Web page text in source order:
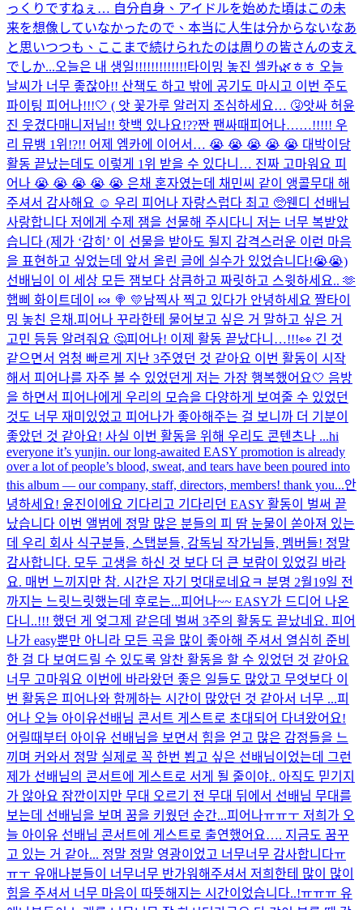
っくりですねぇ… 自分自身、アイドルを始めた頃はこの未
来を想像していなかったので、本当に人生は分からないなあ
と思いつつも、ここまで続けられたのは周りの皆さんの支え
でしか...오늘은 내 생일!!!!!!!!!!!!!타이밍 놓진 셀카🌿ㅎㅎ 오늘
날씨가 너무 좋잖아!! 산책도 하고 밖에 공기도 마시고 이번 주도
파이팅 피어나!!!🤍 ( 앗 꽃가루 알러지 조심하세요… 🤧앗싸 허윤
진 웃겼다매니저님!! 핫백 있나요!??짠 팬싸때피어나……!!!!! 우
리 뮤뱅 1위!?!! 어제 엠카에 이어서… 😭 😭 😭 😭 😭 대박이당
활동 끝났는데도 이렇게 1위 받을 수 있다니… 진짜 고마워요 피
어나 😭 😭 😭 😭 😭 은채 혼자였는데 채민씨 같이 앵콜무대 해
주셔서 감사해요 ☺️ 우리 피어나 자랑스럽다 최고 🥺웬디 선배님
사랑합니다 저에게 수제 잼을 선물해 주시다니 저는 너무 복받았
습니다 (제가 ‘감히’ 이 선물을 받아도 될지 감격스러운 이런 마음
을 표현하고 싶었는데 앞서 올린 글에 실수가 있었습니다!😭😭)
선배님이 이 세상 모든 잼보다 상큼하고 짜릿하고 스윗하세요.. 🫶
햅삐 화이트데이 🍬 🍭 💛남찍사 찍고 있다가 안녕하세요 짤타이
밍 놓친 은채.피어나 꾸라한테 물어보고 싶은 거 말하고 싶은 거
고민 등등 알려줘요 🤔피어나! 이제 활동 끝났다니…!!!👀 긴 것
같으면서 엄청 빠르게 지난 3주였던 것 같아요 이번 활동이 시작
해서 피어나를 자주 볼 수 있었던게 저는 가장 행복했어요🤍 음방
을 하면서 피어나에게 우리의 모습을 다양하게 보여줄 수 있었던
것도 너무 재미있었고 피어나가 좋아해주는 걸 보니까 더 기분이
좋았던 것 같아요! 사실 이번 활동을 위해 우리도 콘텐츠나 ...hi
everyone it’s yunjin. our long-awaited EASY promotion is already
over a lot of people’s blood, sweat, and tears have been poured into
this album — our company, staff, directors, members! thank you...안
녕하세요! 윤진이에요 기다리고 기다리던 EASY 활동이 벌써 끝
났습니다 이번 앨범에 정말 많은 분들의 피 땀 눈물이 쏟아져 있는
데 우리 회사 식구분들, 스탭분들, 감독님 작가님들, 멤버들! 정말
감사합니다. 모두 고생을 하신 것 보다 더 큰 보람이 있었길 바라
요. 매번 느끼지만 참. 시간은 자기 멋대로네요ㅋ 분명 2월19일 전
까지는 느릿느릿했는데 후로는...피어나~~ EASY가 드디어 나온
다니..!!! 했던 게 엊그제 같은데 벌써 3주의 활동도 끝났네요. 피어
나가 easy뿐만 아니라 모든 곡을 많이 좋아해 주셔서 열심히 준비
한 걸 다 보여드릴 수 있도록 알찬 활동을 할 수 있었던 것 같아요
너무 고마워요 이번에 바라왔던 좋은 일들도 많았고 무엇보다 이
번 활동은 피어나와 함께하는 시간이 많았던 것 같아서 너무 ...피
어나 오늘 아이유선배님 콘서트 게스트로 초대되어 다녀왔어요!
어릴때부터 아이유 선배님을 보면서 힘을 얻고 많은 감정들을 느
끼며 커와서 정말 실제로 꼭 한번 뵙고 싶은 선배님이었는데 그런
제가 선배님의 콘서트에 게스트로 서게 될 줄이야.. 아직도 믿기지
가 않아요 잠깐이지만 무대 오르기 전 무대 뒤에서 선배님 무대를
보는데 선배님을 보며 꿈을 키웠던 순간...피어나ㅠㅠㅜ 저희가 오
늘 아이유 선배님 콘서트에 게스트로 출연했어요…. 지금도 꿈꾸
고 있는 거 같아... 정말 정말 영광이었고 너무너무 감사합니다ㅠ
ㅠㅜ 유애나분들이 너무너무 반가워해주셔서 저희한테 많이 많이
힘을 주셔서 너무 마음이 따뜻해지는 시간이었습니다..!ㅠㅠㅠ 유